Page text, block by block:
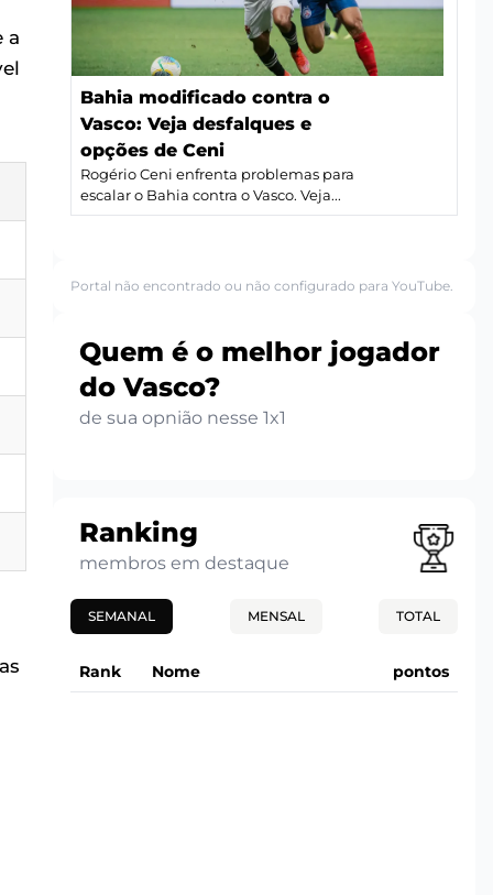
a
Bahia modificado contra o
Vasco: Veja desfalques e
opções de Ceni
Rogério Ceni enfrenta problemas para
escalar o Bahia contra o Vasco. Veja...
Portal não encontrado ou não configurado para YouTube.
Quem é o melhor jogador
do Vasco?
de sua opnião nesse 1x1
Ranking
membros em destaque
SEMANAL MENSAL TOTAL
Rank Nome pontos